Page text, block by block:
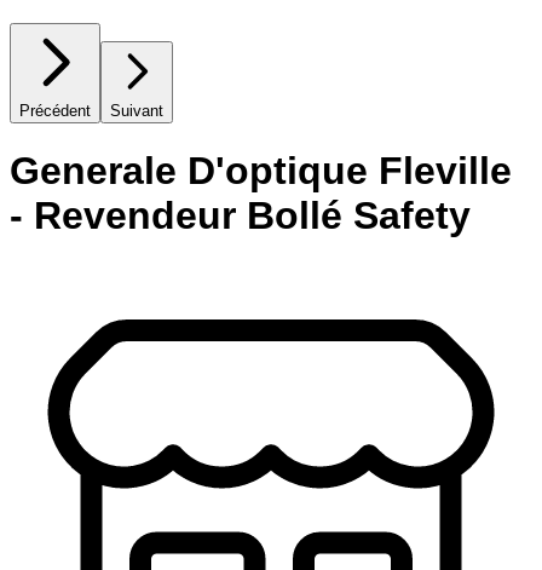
Précédent Suivant
Generale D'optique Fleville
- Revendeur Bollé Safety